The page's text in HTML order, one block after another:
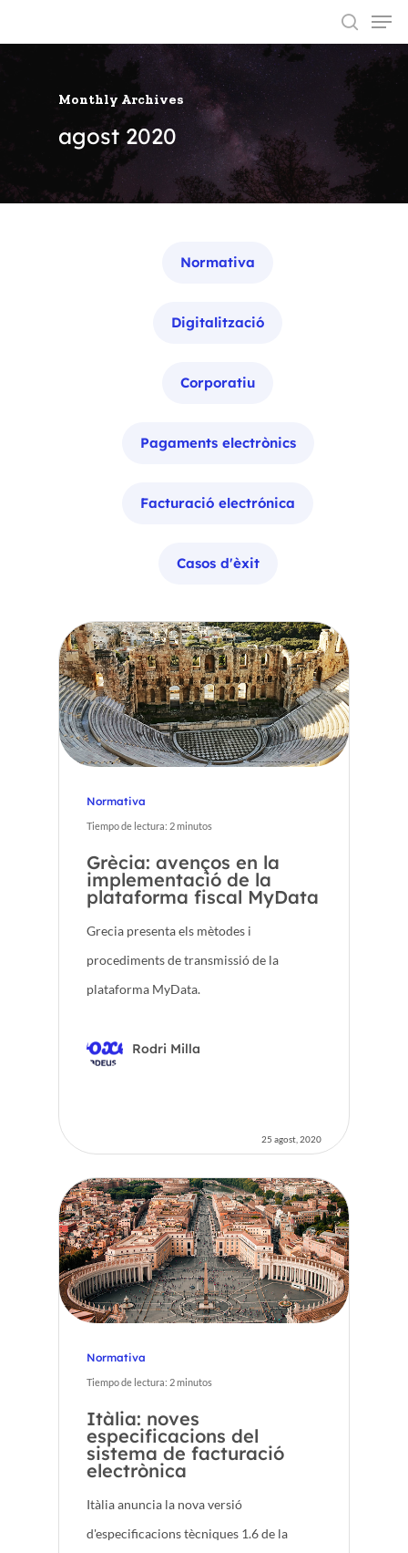
Hit enter to search or ESC to close
Monthly Archives
agost 2020
Normativa
Digitalització
Corporatiu
Pagaments electrònics
Facturació electrónica
Casos d'èxit
Normativa
Tiempo de lectura: 2minutos
Grècia: avenços en la
implementació de la
plataforma fiscal MyData
Grecia presenta els mètodes i
procediments de transmissió de la
plataforma MyData.
Rodri Milla
25 agost, 2020
Normativa
Tiempo de lectura: 2minutos
Itàlia: noves
especificacions del
sistema de facturació
electrònica
Itàlia anuncia la nova versió
d'especificacions tècniques 1.6 de la